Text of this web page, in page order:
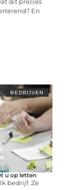
En
BEDRIJVEN
u op letten
bedrijf. Ze